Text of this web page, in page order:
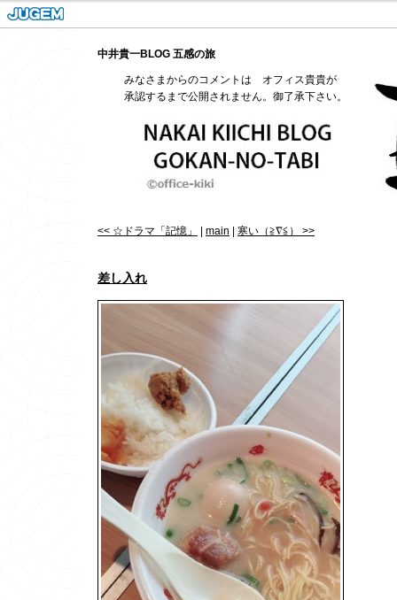
中井貴一BLOG 五感の旅
みなさまからのコメントは オフィス貴貴が
承認するまで公開されません。御了承下さい。
<< ☆ドラマ「記憶」 main 寒い（≧∇≦） >>
差し入れ